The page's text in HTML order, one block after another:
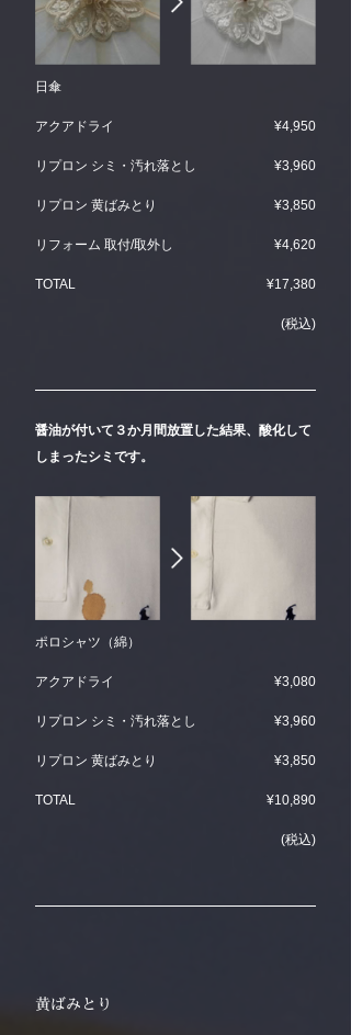
日傘
アクアドライ ¥4,950
リプロン シミ・汚れ落とし ¥3,960
リプロン 黄ばみとり ¥3,850
リフォーム 取付/取外し ¥4,620
TOTAL ¥17,380
(税込)
醤油が付いて３か月間放置した結果、酸化して
しまったシミです。
ポロシャツ（綿）
アクアドライ ¥3,080
リプロン シミ・汚れ落とし ¥3,960
リプロン 黄ばみとり ¥3,850
TOTAL ¥10,890
(税込)
黄ばみとり